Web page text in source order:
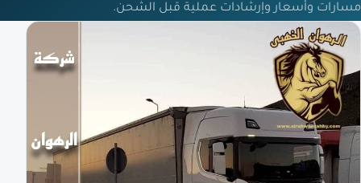
مسارات وأسعار وإرشادات عملية قبل الشحن.